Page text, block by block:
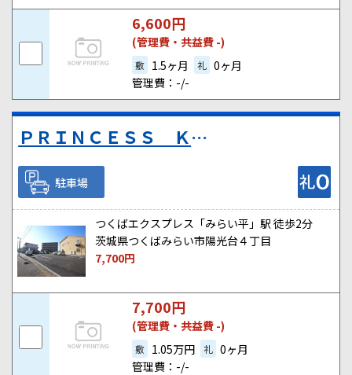
6,600円
(管理費・共益費 -)
敷 1.5ヶ月 礼 0ヶ月
管理費：-/-
ＰＲＩＮＣＥＳＳ ＫＯＷＡ月極駐車場
駐車場
つくばエクスプレス「みらい平」駅 徒歩2分
茨城県つくばみらい市陽光台４丁目
7,700円
7,700円
(管理費・共益費 -)
敷 1.05万円 礼 0ヶ月
管理費：-/-